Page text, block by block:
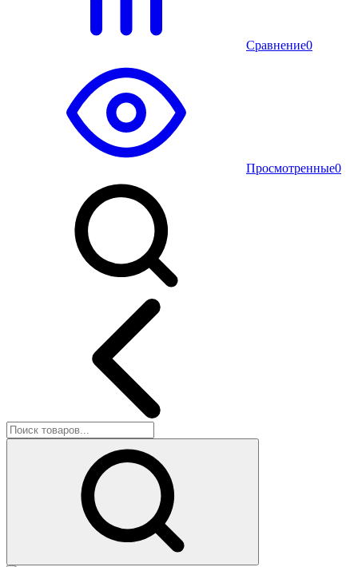
Сравнение0
Просмотренные0